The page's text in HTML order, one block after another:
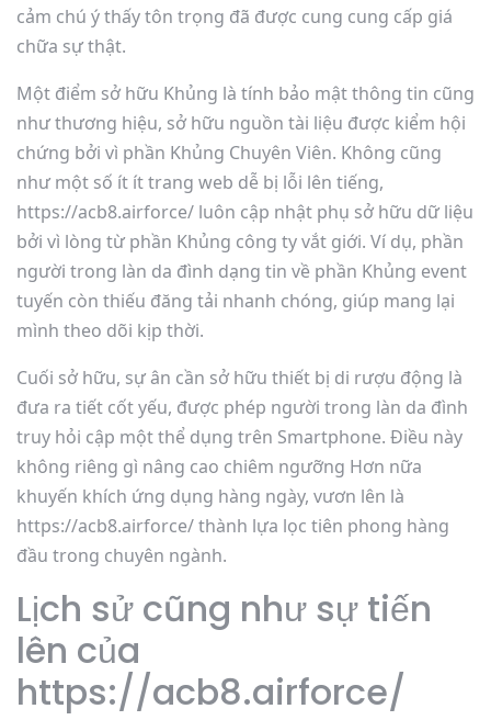
cảm chú ý thấy tôn trọng đã được cung cung cấp giá
chữa sự thật.
Một điểm sở hữu Khủng là tính bảo mật thông tin cũng
như thương hiệu, sở hữu nguồn tài liệu được kiểm hội
chứng bởi vì phần Khủng Chuyên Viên. Không cũng
như một số ít ít trang web dễ bị lỗi lên tiếng,
https://acb8.airforce/ luôn cập nhật phụ sở hữu dữ liệu
bởi vì lòng từ phần Khủng công ty vắt giới. Ví dụ, phần
người trong làn da đình dạng tin về phần Khủng event
tuyến còn thiếu đăng tải nhanh chóng, giúp mang lại
mình theo dõi kịp thời.
Cuối sở hữu, sự ân cần sở hữu thiết bị di rượu động là
đưa ra tiết cốt yếu, được phép người trong làn da đình
truy hỏi cập một thể dụng trên Smartphone. Điều này
không riêng gì nâng cao chiêm ngưỡng Hơn nữa
khuyến khích ứng dụng hàng ngày, vươn lên là
https://acb8.airforce/ thành lựa lọc tiên phong hàng
đầu trong chuyên ngành.
Lịch sử cũng như sự tiến
lên của
https://acb8.airforce/